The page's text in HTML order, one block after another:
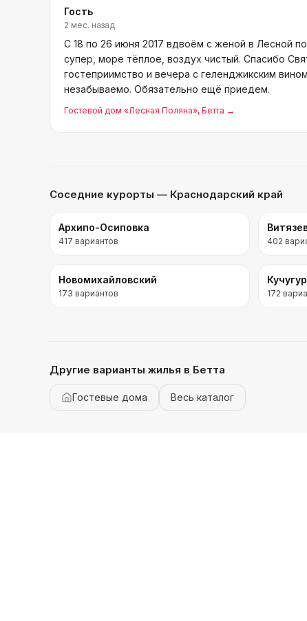
Гость
2 мес. назад
С 18 по 26 июня 2017 вдвоём с женой в Лесной
супер, море тёплое, воздух чистый. Спасибо
гостеприимство и вечера с геленджикским
незабываемо. Обязательно ещё приедем.
Гостевой дом «Лесная Поляна», Бетта →
Соседние курорты — Краснодарский край
Архипо-Осиповка
417 вариантов 402
Новомихайловский
173 вариантов 172
Другие варианты жилья в Бетта
Гостевые дома Весь каталог